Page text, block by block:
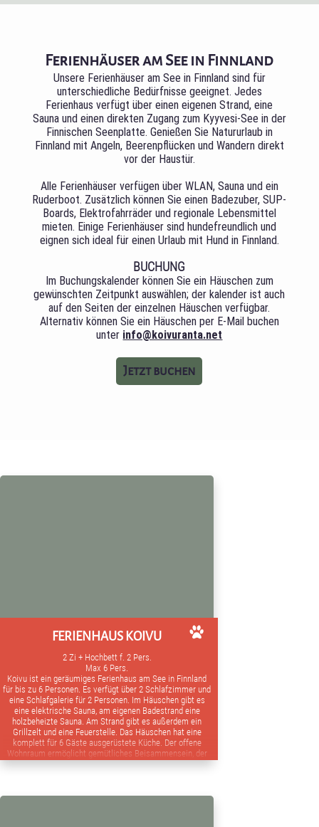
Ferienhäuser am See in Finnland
Unsere Ferienhäuser am See in Finnland sind für
unterschiedliche Bedürfnisse geeignet. Jedes
Ferienhaus verfügt über einen eigenen Strand, eine
Sauna und einen direkten Zugang zum Kyyvesi-See in der
Finnischen Seenplatte. Genießen Sie Natururlaub in
Finnland mit Angeln, Beerenpflücken und Wandern direkt
vor der Haustür.
Alle Ferienhäuser verfügen über WLAN, Sauna und ein
Ruderboot. Zusätzlich können Sie einen Badezuber, SUP-
Boards, Elektrofahrräder und regionale Lebensmittel
mieten. Einige Ferienhäuser sind hundefreundlich und
eignen sich ideal für einen Urlaub mit Hund in Finnland.
BUCHUNG
Im Buchungskalender können Sie ein Häuschen zum
gewünschten Zeitpunkt auswählen; der kalender ist auch
auf den Seiten der einzelnen Häuschen verfügbar.
Alternativ können Sie ein Häuschen per E-Mail buchen
unter info@koivuranta.net
Jetzt buchen
FERIENHAUS KOIVU
2 Zi + Hochbett f. 2 Pers.
Max 6 Pers.
Koivu ist ein geräumiges Ferienhaus am See in Finnland
für bis zu 6 Personen. Es verfügt über 2 Schlafzimmer und
eine Schlafgalerie für 2 Personen. Im Häuschen gibt es
eine elektrische Sauna, am eigenen Badestrand eine
holzbeheizte Sauna. Am Strand gibt es außerdem ein
Grillzelt und eine Feuerstelle. Das Häuschen hat eine
komplett für 6 Gäste ausgerüstete Küche. Der offene
Wohnraum ermöglicht gemütliches Beisammensein, der